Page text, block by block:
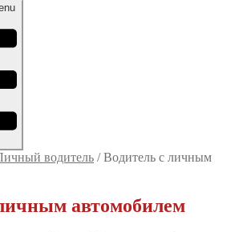
водитель /Водитель с личным
автомобилем